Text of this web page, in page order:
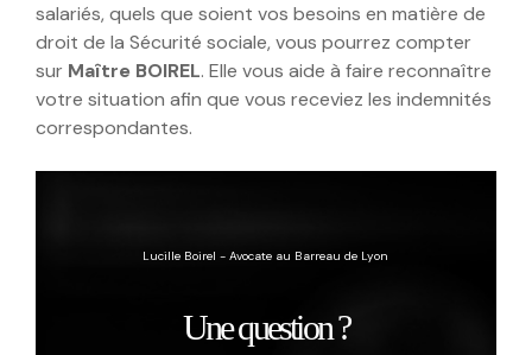
salariés, quels que soient vos besoins en matière de
droit de la Sécurité sociale, vous pourrez compter
sur Maître BOIREL. Elle vous aide à faire reconnaître
votre situation afin que vous receviez les indemnités
correspondantes.
Lucille Boirel - Avocate au Barreau de Lyon
Une question ?